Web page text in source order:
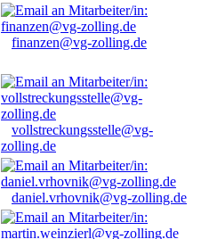
finanzen@vg-zolling.de
vollstreckungsstelle@vg-
zolling.de
daniel.vrhovnik@vg-zolling.de